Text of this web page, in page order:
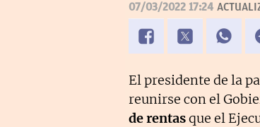
07/03/2022 17:24
El presidente de la
reunirse con el
de rentasque el